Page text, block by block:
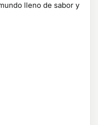
lleno de sabor y